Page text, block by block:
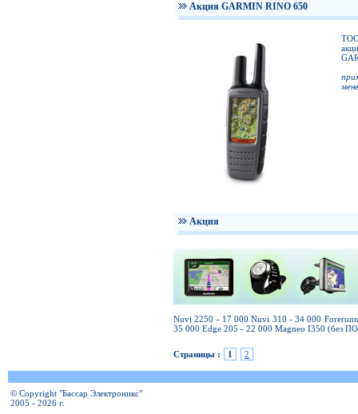
Акция GARMIN RINO 650
ТОО
Акция
Nuvi 2250 - 17 000 Nuvi 310 - 34 000
35 000 Edge 205 - 22 000 Magneo I350 (без
Страницы : 1 2
© Copyright "Бассар Электроникс"
2005 - 2026 г.